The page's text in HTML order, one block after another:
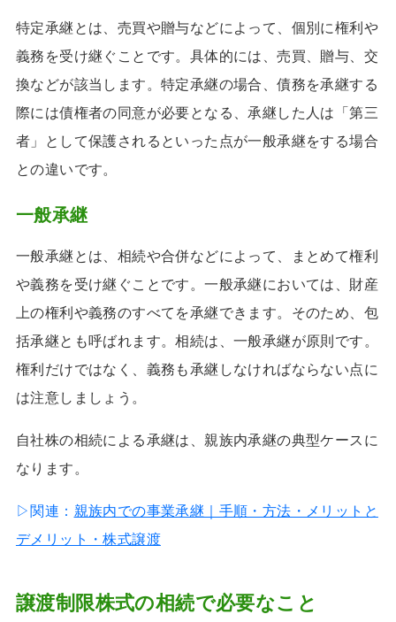
特定承継とは、売買や贈与などによって、個別に権利や
義務を受け継ぐことです。具体的には、売買、贈与、交
換などが該当します。特定承継の場合、債務を承継する
際には債権者の同意が必要となる、承継した人は「第三
者」として保護されるといった点が一般承継をする場合
との違いです。
一般承継
一般承継とは、相続や合併などによって、まとめて権利
や義務を受け継ぐことです。一般承継においては、財産
上の権利や義務のすべてを承継できます。そのため、包
括承継とも呼ばれます。相続は、一般承継が原則です。
権利だけではなく、義務も承継しなければならない点に
は注意しましょう。
自社株の相続による承継は、親族内承継の典型ケースに
なります。
▷関連： 親族内での事業承継｜手順・方法・メリットと
デメリット・株式譲渡
譲渡制限株式の相続で必要なこと